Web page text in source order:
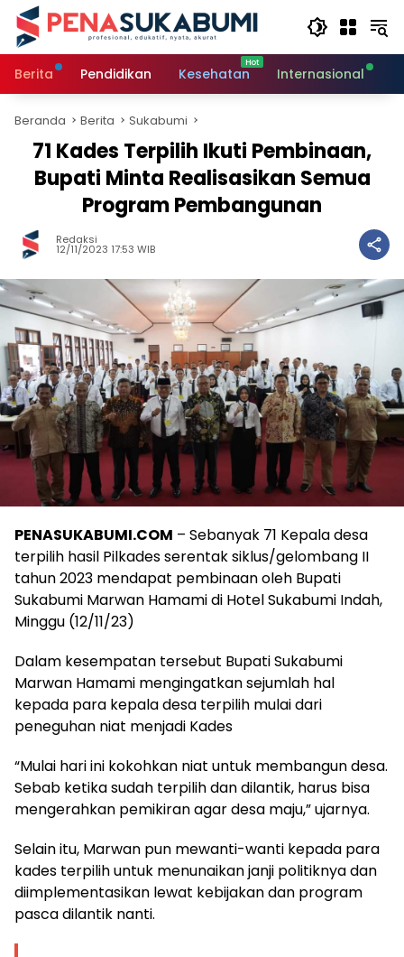
Langsung
konten
Berita
Pendidikan Kesehatan Internasional
Beranda Berita Sukabumi
71 Kades Terpilih Ikuti Pembinaan,
Bupati Minta Realisasikan Semua
Program Pembangunan
Redaksi
12/11/2023 17:53 WIB
PENASUKABUMI.COM – Sebanyak 71 Kepala desa
terpilih hasil Pilkades serentak siklus/gelombang II
tahun 2023 mendapat pembinaan oleh Bupati
Sukabumi Marwan Hamami di Hotel Sukabumi Indah,
Minggu (12/11/23)
Dalam kesempatan tersebut Bupati Sukabumi
Marwan Hamami mengingatkan sejumlah hal
kepada para kepala desa terpilih mulai dari
peneguhan niat menjadi Kades
“Mulai hari ini kokohkan niat untuk membangun desa.
Sebab ketika sudah terpilih dan dilantik, harus bisa
mengerahkan pemikiran agar desa maju,” ujarnya.
Selain itu, Marwan pun mewanti-wanti kepada para
kades terpilih untuk menunaikan janji politiknya dan
diimplementasikan lewat kebijakan dan program
pasca dilantik nanti.